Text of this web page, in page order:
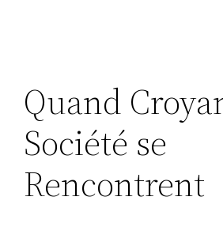
Quand
Société se
Rencontrent